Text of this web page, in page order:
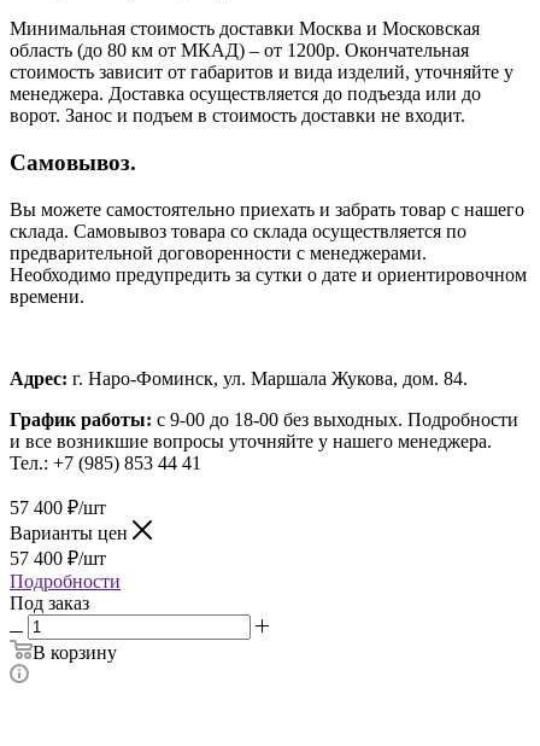
Минимальная стоимость доставки Москва и Московская
область (до 80 км от МКАД) – от 1200р. Окончательная
стоимость зависит от габаритов и вида изделий, уточняйте у
менеджера. Доставка осуществляется до подъезда или до
ворот. Занос и подъем в стоимость доставки не входит.
Самовывоз.
Вы можете самостоятельно приехать и забрать товар с нашего
склада. Самовывоз товара со склада осуществляется по
предварительной договоренности с менеджерами.
Необходимо предупредить за сутки о дате и ориентировочном
времени.
Адрес: г. Наро-Фоминск, ул. Маршала Жукова, дом. 84.
График работы: с 9-00 до 18-00 без выходных. Подробности
и все возникшие вопросы уточняйте у нашего менеджера.
Тел.: +7 (985) 853 44 41
57 400 ₽/шт
Варианты цен
57 400 ₽/шт
Подробности
Под заказ
В корзину